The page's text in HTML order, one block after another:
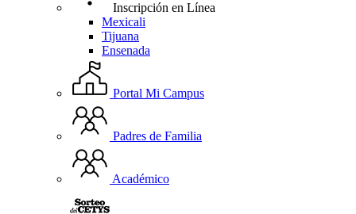
Inscripción en Línea
Mexicali
Tijuana
Ensenada
Portal Mi Campus
Padres de Familia
Académico